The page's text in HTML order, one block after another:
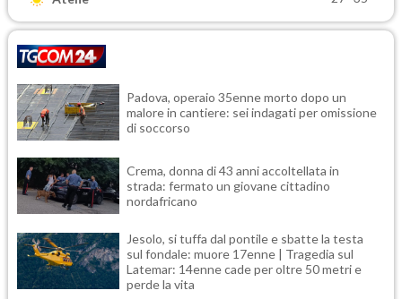
Padova, operaio 35enne morto dopo un
malore in cantiere: sei indagati per omissione
di soccorso
Crema, donna di 43 anni accoltellata in
strada: fermato un giovane cittadino
nordafricano
Jesolo, si tuffa dal pontile e sbatte la testa
sul fondale: muore 17enne | Tragedia sul
Latemar: 14enne cade per oltre 50 metri e
perde la vita